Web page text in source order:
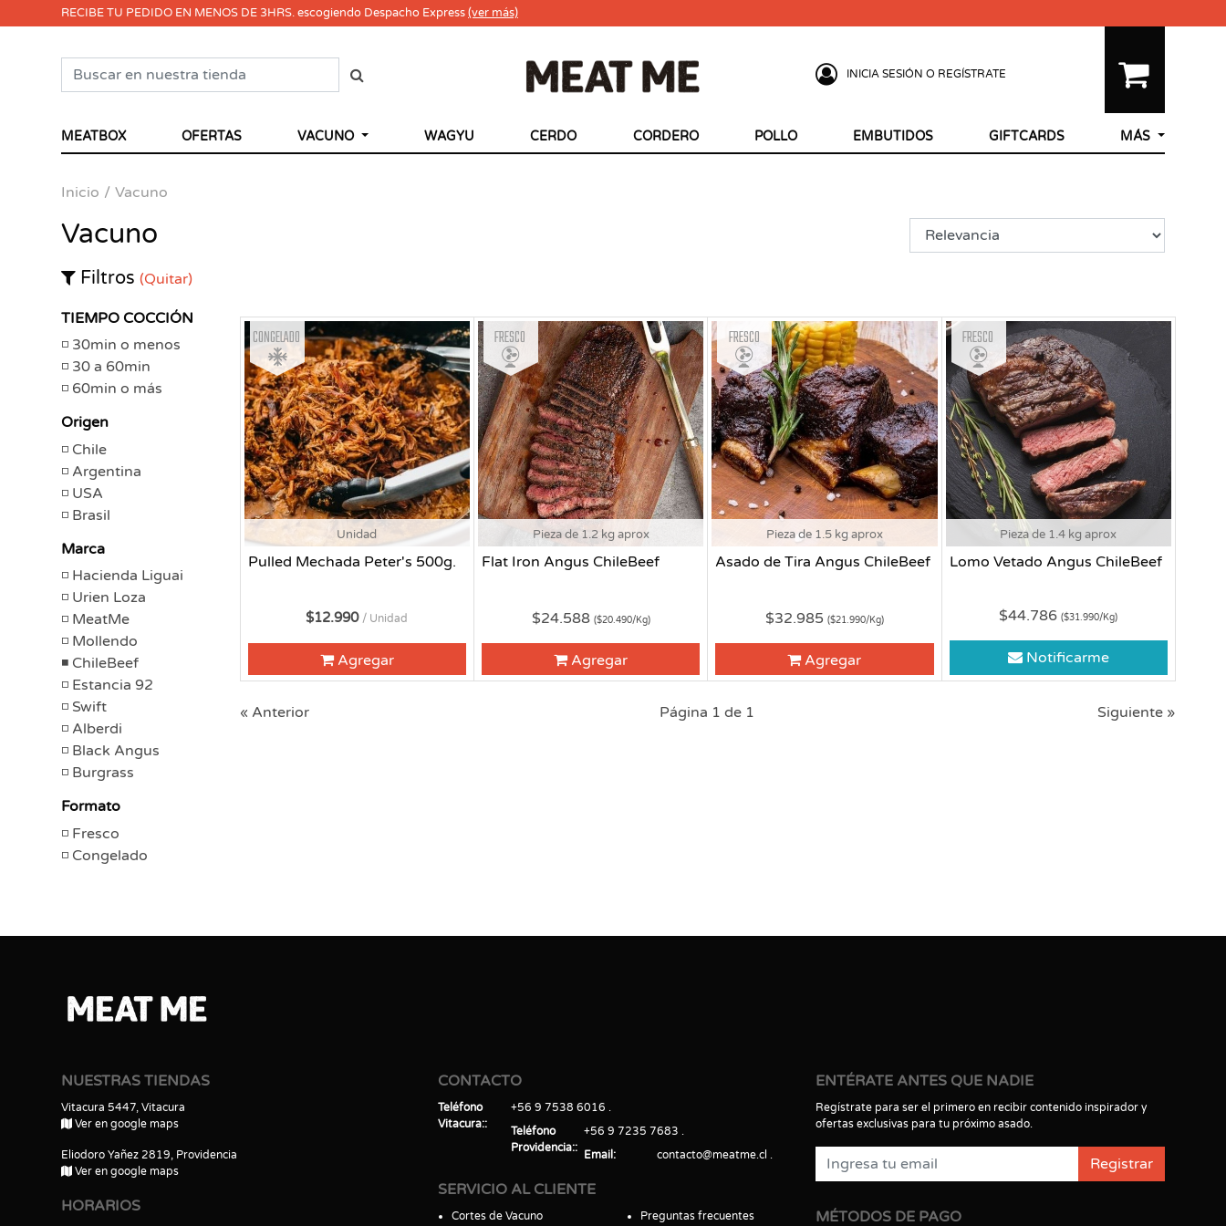
RECIBE TU PEDIDO EN MENOS DE 3HRS. escogiendo Despacho Express(ver más)
INICIA SESIÓN O REGÍSTRATE
MEATBOX OFERTAS VACUNO WAGYU CERDO CORDERO POLLO EMBUTIDOS GIFTCARDS MÁS
Inicio Vacuno
Vacuno
Filtros (Quitar)
TIEMPO COCCIÓN
30min o menos
30 a 60min
60min o más
Origen
Chile
Argentina
USA
Brasil
Marca
Hacienda Liguai
Urien Loza
MeatMe
Mollendo
ChileBeef
Estancia 92
Swift
Alberdi
Black Angus
Burgrass
Formato
Fresco
Congelado
Unidad
Pulled Mechada Peter's 500g.
Congelado
$12.990 / Unidad
Agregar
Pieza de 1.2 kg aprox
Flat Iron Angus ChileBeef
Fresco
$24.588 ($20.490/Kg)
Agregar
Pieza de 1.5 kg aprox
Asado de Tira Angus ChileBeef
Fresco
$32.985 ($21.990/Kg)
Agregar
Pieza de 1.4 kg aprox
Lomo Vetado Angus ChileBeef
Fresco
$44.786($31.990/Kg)
Notificarme
« Anterior Página 1 de 1 Siguiente »
NUESTRAS TIENDAS
Vitacura 5447, Vitacura
Ver en google maps
Eliodoro Yañez 2819, Providencia
Ver en google maps
HORARIOS
CONTACTO
Teléfono
Vitacura:
+56 9 7538 6016
Teléfono
Providencia:
+56 9 7235 7683
Email
contacto@meatme.cl
SERVICIO AL CLIENTE
Cortes de Vacuno Preguntas frecuentes
ENTÉRATE ANTES QUE NADIE
Regístrate para ser el primero en recibir contenido inspirador y
ofertas exclusivas para tu próximo asado.
Registrar
MÉTODOS DE PAGO